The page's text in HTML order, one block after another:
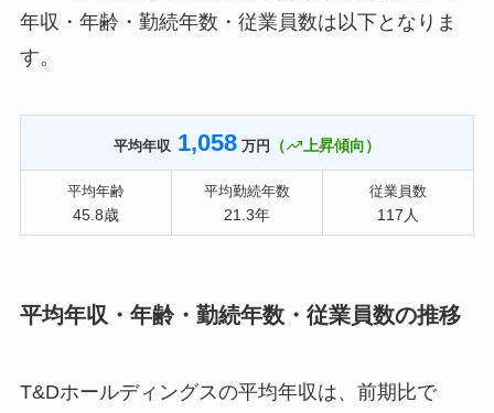
年収・年齢・勤続年数・従業員数は以下となりま
す。
平均年収 1,058 万円 （ 上昇傾向）
平均年齢
45.8歳
平均勤続年数
21.3年
従業員数
117人
平均年収・年齢・勤続年数・従業員数の推移
T&Dホールディングスの平均年収は、前期比で